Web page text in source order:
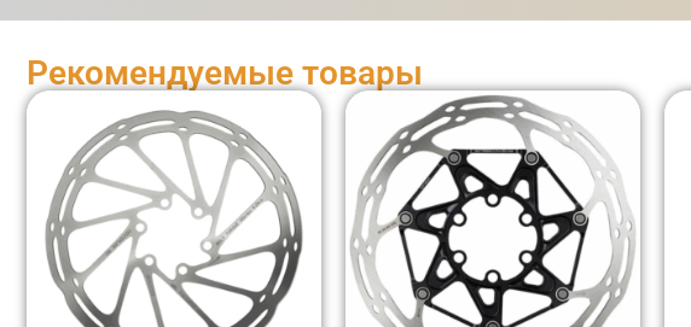
Рекомендуемые товары